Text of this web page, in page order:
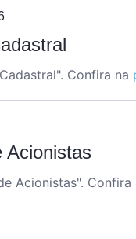
". Confira na
Acionistas
Acionistas". Confira